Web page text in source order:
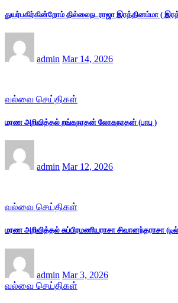
துயர்பகிர்கின்றோம் தில்லைநடராஜா இரத்தினம்மா (
admin Mar 14, 2026
வல்வை செய்திகள்
மரண அறிவித்தல் றங்கநாதன் லோகநாதன் (பாபு )
admin Mar 12, 2026
வல்வை செய்திகள்
மரண அறிவித்தல் சுப்பிரமணியராசா சிவானந்தராசா
admin Mar 3, 2026
வல்வை செய்திகள்